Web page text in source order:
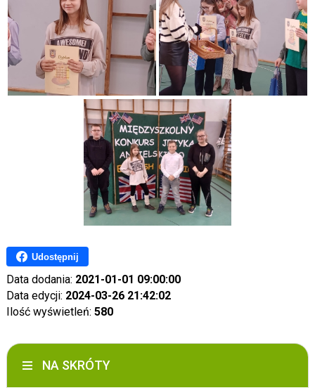
Udostępnij
Data dodania: 2021-01-01 09:00:00
Data edycji: 2024-03-26 21:42:02
Ilość wyświetleń: 580
NA SKRÓTY